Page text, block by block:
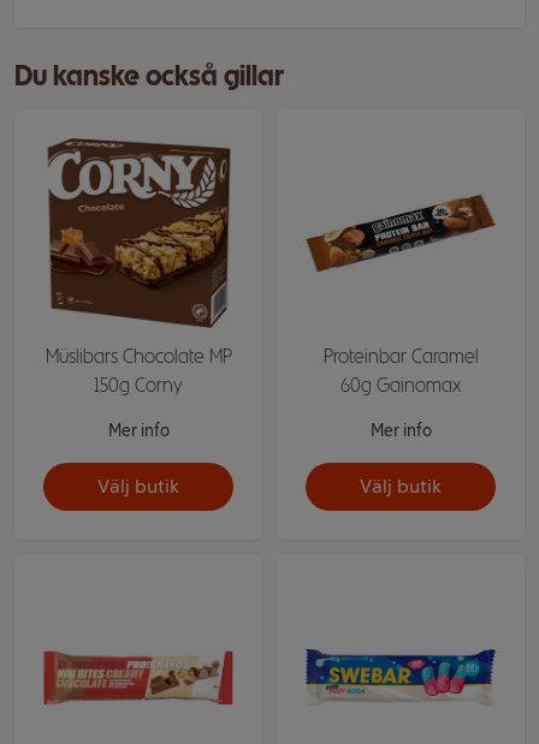
Du kanske också gillar
Müslibars Chocolate MP
150g Corny
Mer info
Välj butik
Proteinbar Caramel
60g Gainomax
Mer info
Välj butik